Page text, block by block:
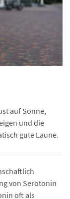
auf Sonne,
und die
gute Laune.
von Serotonin
oft als